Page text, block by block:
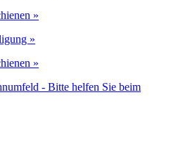
»
»
»
- Bitte helfen Sie beim